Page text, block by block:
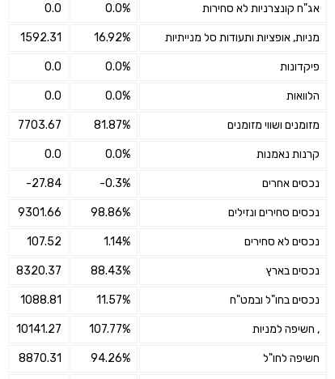
אג"ח קונצרניות לא סחירות 0.0%
0.0
מניות, אופציות ותעודות סל מנייתיות 16.92%
1592.31
פיקדונות 0.0%
0.0
הלוואות 0.0%
0.0
מזומנים ושווי מזומנים 81.87%
7703.67
קרנות נאמנות 0.0%
0.0
נכסים אחרים -0.3%
-27.84
נכסים סחירים ונזילים 98.86%
9301.66
נכסים לא סחירים 1.14%
107.52
נכסים בארץ 88.43%
8320.37
נכסים בחו"ל ובמט"ח 11.57%
1088.81
, חשיפה למניות 107.77%
10141.27
חשיפה לחו"ל 94.26%
8870.31